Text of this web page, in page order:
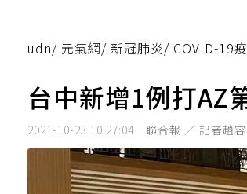
udn/ 元氣網/ 新冠肺炎/ COVID-19
台中新增1例打AZ
2021-10-23 10:27:04 聯合報 ／ 記者趙